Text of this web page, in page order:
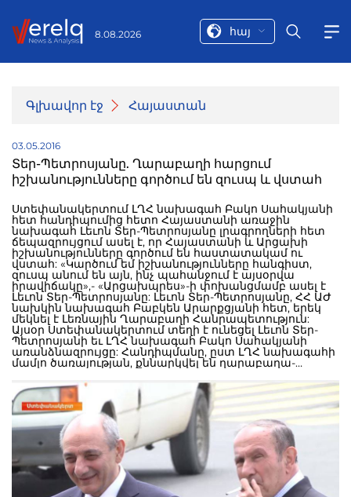
8.08.2026 հայ
Գլխավոր էջ Հայաստան
03.05.2016
Տեր-Պետրոսյանը. Ղարաբաղի հարցում
իշխանությունները գործում են զուսպ և վստահ
Ստեփանակերտում ԼՂՀ նախագահ Բակո Սահակյանի
հետ հանդիպումից հետո Հայաստանի առաջին
նախագահ Լեւոն Տեր-Պետրոսյանը լրագրողների հետ
ճեպազրույցում ասել է, որ Հայաստանի և Արցախի
իշխանությունները գործում են հաստատակամ ու
վստահ: «Կարծում եմ իշխանությունները հանգիստ,
զուսպ անում են այն, ինչ պահանջում է այսօրվա
իրավիճակը»,- «Արցախպրես»-ի փոխանցմամբ ասել է
Լեւոն Տեր-Պետրոսյանը: Լեւոն Տեր-Պետրոսյանը, ՀՀ ԱԺ
նախկին նախագահ Բաբկեն Արարքցյանի հետ, երեկ
մեկնել է Լեռնային Ղարաբաղի Հանրապետություն:
Այսօր Ստեփանակերտում տեղի է ունեցել Լեւոն Տեր-
Պետրոսյանի եւ ԼՂՀ նախագահ Բակո Սահակյանի
առանձնազրույցը: Հանդիպմանը, ըստ ԼՂՀ նախագահի
մամլո ծառայության, քննարկվել են ղարաբաղա-
հակառակորդի կողմից սանձազերծված լայնածավալ
պատերազմական գործողություններին վերաբերող մի
շարք հարցեր: Մինչ Տեր-Պետրոսյան-Սահակյան
հանդիպումը, երեկ ՀՀ Առաջին նախագահը նաեւ
հանդիպել է ԼՂՀ ԱԺ նախագահի, վարչապետի, ինչպես
նաեւ ԼՂՀ ՊԲ ղեկավարության հետ, որին մասնակցել է
նաեւ ՀՀ ԱԺ առաջին նախագահ Բաբկեն Արարքցյանը:
Այդ մասին լրագրողներին ասել է ԼՂՀ նախագահի
աշխատակազմի ղեկավարի տեղակալ Դավիթ
Բաբայանը, հաղորդում է ILUR-ը: